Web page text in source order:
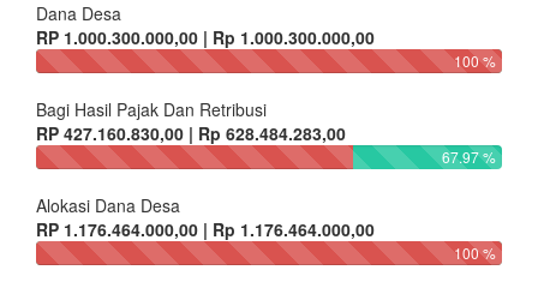
Dana Desa
RP 1.000.300.000,00 | Rp 1.000.300.000,00
100 %
Bagi Hasil Pajak Dan Retribusi
RP 427.160.830,00 | Rp 628.484.283,00
67.97 %
Alokasi Dana Desa
RP 1.176.464.000,00 | Rp 1.176.464.000,00
100 %